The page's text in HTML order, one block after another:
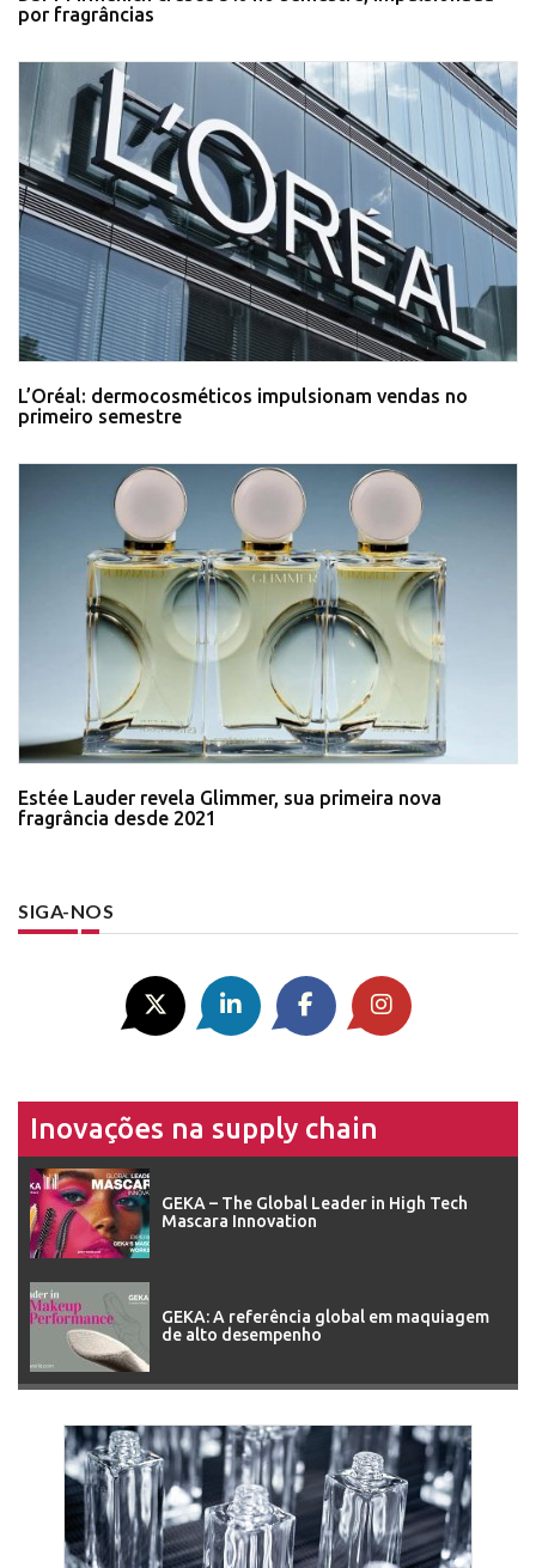
por fragrâncias
L’Oréal: dermocosméticos impulsionam vendas no
primeiro semestre
Estée Lauder revela Glimmer, sua primeira nova
fragrância desde 2021
SIGA-NOS
Inovações na supply chain
GEKA – The Global Leader in High Tech
Mascara Innovation
GEKA: A referência global em maquiagem
de alto desempenho